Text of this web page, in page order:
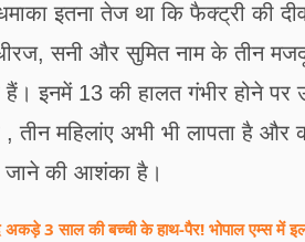
धमाका इतना तेज था कि फैक्ट्री
सनी और सुमित नाम के तीन
इनमें 13 की हालत गंभीर होने पर
, तीन महिलांए अभी भी लापता है
जाने की आशंका है।
अकड़े 3 साल की बच्ची के हाथ-पैर! भोपाल एम्स में